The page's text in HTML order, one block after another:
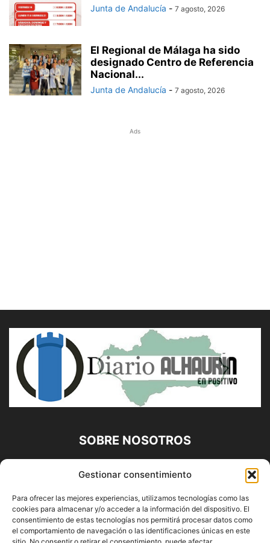
Gestionar consentimiento
Para ofrecer las mejores experiencias, utilizamos tecnologías como las
cookies para almacenar y/o acceder a la información del dispositivo. El
consentimiento de estas tecnologías nos permitirá procesar datos como
el comportamiento de navegación o las identificaciones únicas en este
Junta de Andalucía - 7 agosto, 2026
El Regional de Málaga ha sido
designado Centro de Referencia
Nacional...
Junta de Andalucía - 7 agosto, 2026
Ads
SOBRE NOSOTROS
Diario Alhaurín (www.alhaurindelatorre.com) Propiedad de
Francisco E. López López | 639 95 71 95 | Noticias de
Alhaurín de la Torre, Málaga y Provincia|
Contáctanos:info@alhaurindelatorre.com